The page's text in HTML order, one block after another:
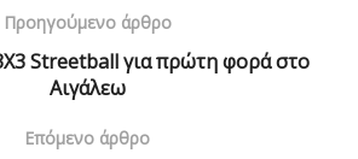
Προηγούμενο άρθρο
Streetball για πρώτη φορά στο
Αιγάλεω
Επόμενο άρθρο